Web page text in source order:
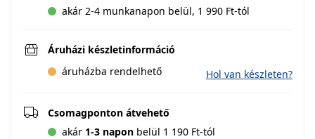
akár 2-4 munkanapon belül, 1 990 Ft-tól
Áruházi készletinformáció
áruházba rendelhető
Hol van készleten?
Csomagponton átvehető
akár 1-3 napon belül 1 190 Ft-tól